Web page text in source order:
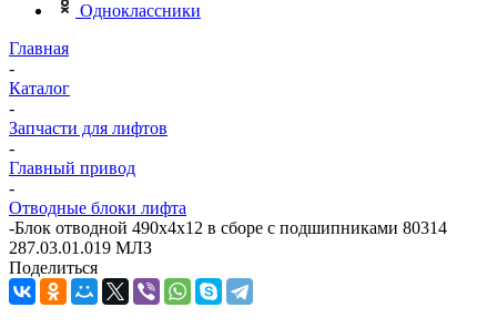
Одноклассники
Главная
-
Каталог
-
Запчасти для лифтов
-
Главный привод
-
Отводные блоки лифта
-Блок отводной 490х4х12 в сборе с подшипниками 80314
287.03.01.019 МЛЗ
Поделиться